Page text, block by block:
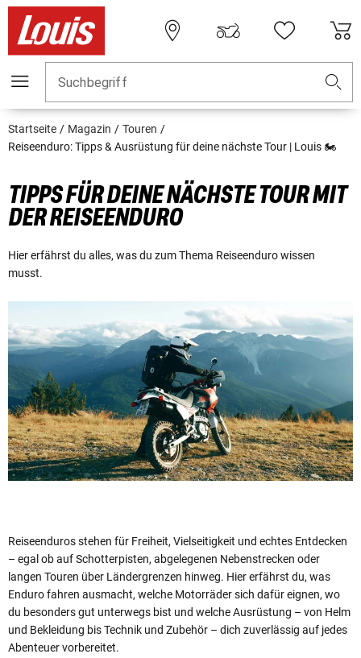
Suchbegriff
Startseite Magazin
Touren
Reiseenduro: Tipps & Ausrüstung für deine nächste Tour | Louis 🏍
TIPPS FÜR DEINE NÄCHSTE TOUR MIT
DER REISEENDURO
Hier erfährst du alles, was du zum Thema Reiseenduro wissen
musst.
Reiseenduros stehen für Freiheit, Vielseitigkeit und echtes Entdecken
– egal ob auf Schotterpisten, abgelegenen Nebenstrecken oder
langen Touren über Ländergrenzen hinweg. Hier erfährst du, was
Enduro fahren ausmacht, welche Motorräder sich dafür eignen, wo
du besonders gut unterwegs bist und welche Ausrüstung – von Helm
und Bekleidung bis Technik und Zubehör – dich zuverlässig auf jedes
Abenteuer vorbereitet.